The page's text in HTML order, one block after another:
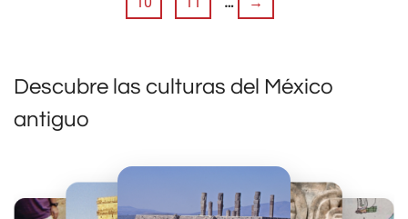
Descubre las culturas del México
antiguo